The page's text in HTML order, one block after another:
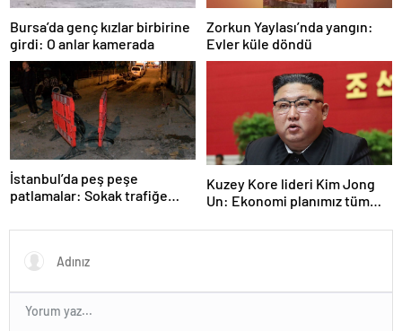
Bursa’da genç kızlar birbirine
girdi: O anlar kamerada
Zorkun Yaylası’nda yangın:
Evler küle döndü
İstanbul’da peş peşe
patlamalar: Sokak trafiğe
Kuzey Kore lideri Kim Jong
Un: Ekonomi planımız tüm